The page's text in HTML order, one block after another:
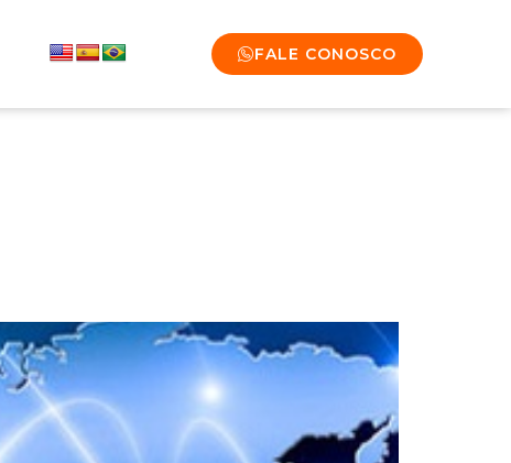
FALE CONOSCO